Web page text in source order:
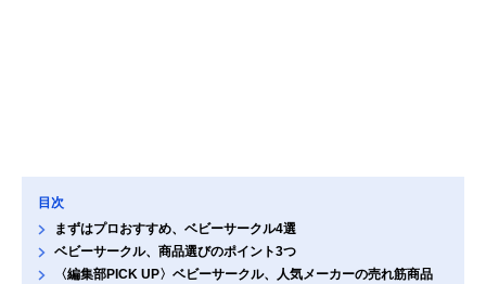
目次
まずはプロおすすめ、ベビーサークル4選
ベビーサークル、商品選びのポイント3つ
〈編集部PICK UP〉ベビーサークル、人気メーカーの売れ筋商品